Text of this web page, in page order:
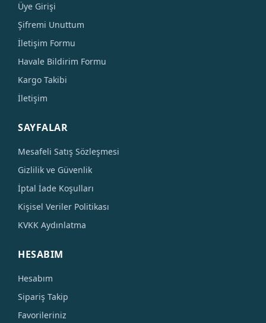
Üye Girişi
Şifremi Unuttum
İletişim Formu
Havale Bildirim Formu
Kargo Takibi
İletişim
SAYFALAR
Mesafeli Satış Sözleşmesi
Gizlilik ve Güvenlik
İptal İade Koşulları
Kişisel Veriler Politikası
KVKK Aydınlatma
HESABIM
Hesabım
Sipariş Takip
Favorileriniz